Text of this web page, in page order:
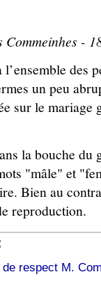
-
des
un peu
sur le mariage
la bouche
"mâle" et
Bien au
reproduction.
respect M.